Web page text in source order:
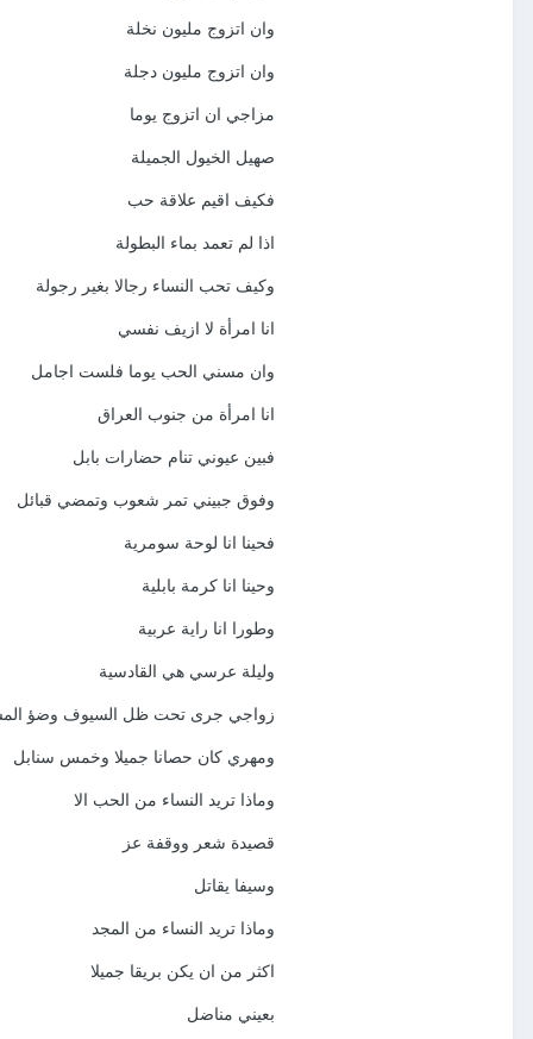
وان اتزوج مليون نخلة
وان اتزوج مليون دجلة
مزاجي ان اتزوج يوما
صهيل الخيول الجميلة
فكيف اقيم علاقة حب
اذا لم تعمد بماء البطولة
وكيف تحب النساء رجالا بغير رجولة
انا امرأة لا ازيف نفسي
وان مسني الحب يوما فلست اجامل
انا امرأة من جنوب العراق
فبين عيوني تنام حضارات بابل
وفوق جبيني تمر شعوب وتمضي قبائل
فحينا انا لوحة سومرية
وحينا انا كرمة بابلية
وطورا انا راية عربية
وليلة عرسي هي القادسية
زواجي جرى تحت ظل السيوف وضؤ
ومهري كان حصانا جميلا وخمس سنابل
وماذا تريد النساء من الحب الا
قصيدة شعر ووقفة عز
وسيفا يقاتل
وماذا تريد النساء من المجد
اكثر من ان يكن بريقا جميلا
بعيني مناضل